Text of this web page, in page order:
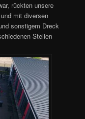
rückten unsere
mit diversen
sonstigem Dreck
Stellen